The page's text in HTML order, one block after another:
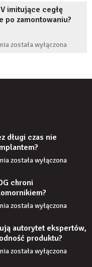
wiarygodność
produktu?
gdy
implant
zaczyna
imitujące cegłę
po zamontowaniu?
Czy
zamontowaniu?
została wyłączona
długi czas nie
Co
stanie,
jeśli
przez
czas
nie
uzupełnię
braku
została wyłączona
chroni
Czy
JDG
chroni
przedsiębiorcę
została wyłączona
autorytet ekspertów,
produktu?
Jak
została wyłączona